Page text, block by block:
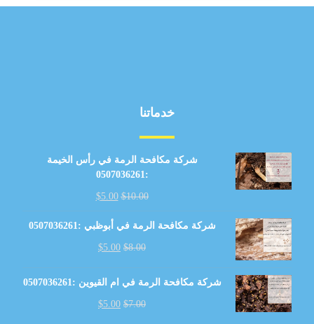
خدماتنا
شركة مكافحة الرمة في رأس الخيمة
:0507036261
$10.00
$5.00
شركة مكافحة الرمة في أبوظبي :0507036261
$8.00
$5.00
شركة مكافحة الرمة في ام القيوين :0507036261
$7.00
$5.00